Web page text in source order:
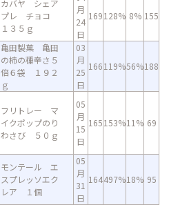
カバヤ シェア
プレ チョコ
１３５ｇ
月
24
日
169128% 8% 155
亀田製菓 亀田
の柿の種辛さ５
倍６袋 １９２
ｇ
03
月
25
日
166119%56%188
フリトレー マ
イクポップのり
わさび ５０ｇ
05
月
15
日
165153%11% 69
モンテール エ
スプレッソエク
レア １個
05
月
31
日
164497%18% 95